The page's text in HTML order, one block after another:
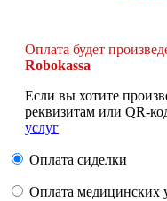
Оплата будет
Robokassa
Если вы хотите
реквизитам или QR-
услуг
Оплата сиделки
Оплата медицинских